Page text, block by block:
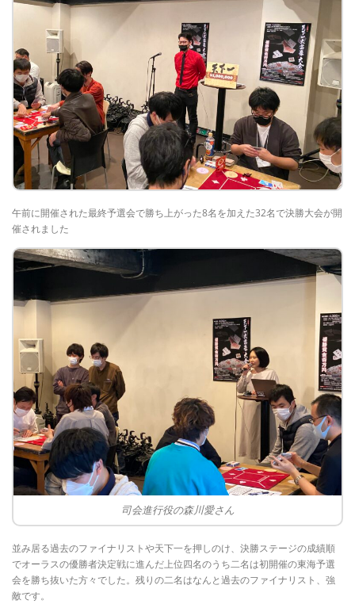
午前に開催された最終予選会で勝ち上がった8名を加えた32名で決勝大会が開
催されました
司会進行役の森川愛さん
並み居る過去のファイナリストや天下一を押しのけ、決勝ステージの成績順
でオーラスの優勝者決定戦に進んだ上位四名のうち二名は初開催の東海予選
会を勝ち抜いた方々でした。残りの二名はなんと過去のファイナリスト、強
敵です。